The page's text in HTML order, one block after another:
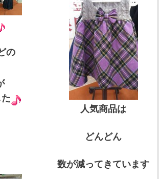
の
人気商品は
どんどん
数が減ってきています